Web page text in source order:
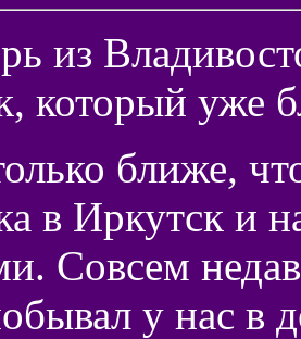
из
который уже
ближе,
в Иркутск и
Совсем
у нас в